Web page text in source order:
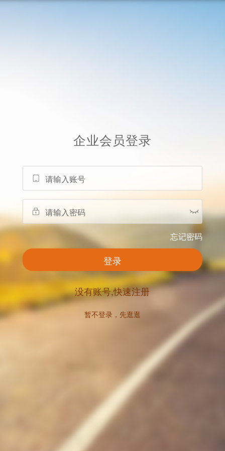
企业会员登录
忘记密码
登录
没有账号,快速注册
暂不登录，先逛逛